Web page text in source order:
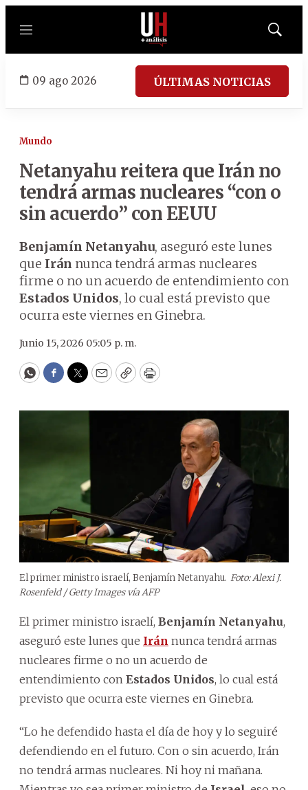
Menú
Mostrar
09 ago 2026 ÚLTIMAS NOTICIAS
Mundo
Netanyahu reitera que Irán no
tendrá armas nucleares “con o
sin acuerdo” con EEUU
Benjamín Netanyahu, aseguró este lunes
que Irán nunca tendrá armas nucleares
firme o no un acuerdo de entendimiento con
Estados Unidos, lo cual está previsto que
ocurra este viernes en Ginebra.
Junio 15, 2026 05:05 p. m.
WhatsApp
Facebook
Twitter
EmailCopyPrint
El primer ministro israelí, Benjamín Netanyahu. Foto: Alexi J.
Rosenfeld / Getty Images vía AFP
El primer ministro israelí, Benjamín Netanyahu,
aseguró este lunes que Irán nunca tendrá armas
nucleares firme o no un acuerdo de
entendimiento con Estados Unidos, lo cual está
previsto que ocurra este viernes en Ginebra.
“Lo he defendido hasta el día de hoy y lo seguiré
defendiendo en el futuro. Con o sin acuerdo, Irán
no tendrá armas nucleares. Ni hoy ni mañana.